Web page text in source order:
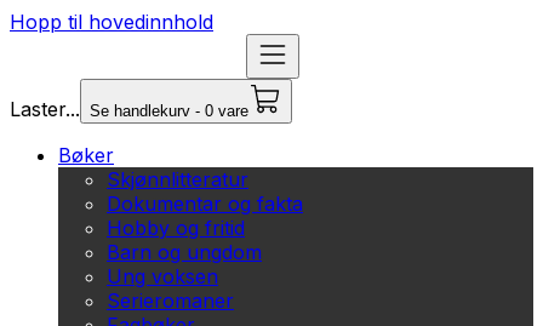
Hopp til hovedinnhold
Laster... Se handlekurv - 0 vare
Bøker
Skjønnlitteratur
Dokumentar og fakta
Hobby og fritid
Barn og ungdom
Ung voksen
Serieromaner